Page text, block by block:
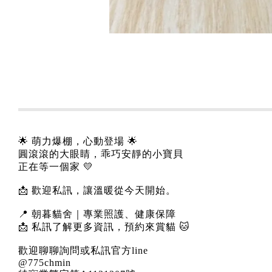
🌟 萌力爆棚，心動登場 🌟
圓滾滾的大眼睛，乖巧安靜的小寶貝
正在等一個家 💛
📩 歡迎私訊，讓溫暖從今天開始。
📍 朝暮貓舍｜專業照護、健康保障
📩 私訊了解更多資訊，預約來賞貓 🐱
歡迎聊聊詢問或私訊官方line
@775chmin